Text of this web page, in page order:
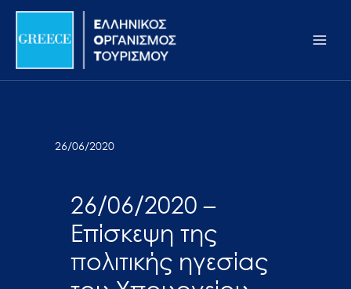
Σημείωση:
ιστότοπος
προσβασιμότητας.
Μετάβαση
περιεχόμενο
26/06/2020
26/06/2020 –
Επίσκεψη της
πολιτικής ηγεσίας